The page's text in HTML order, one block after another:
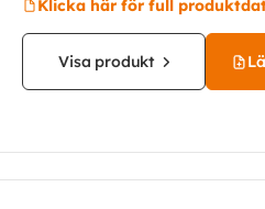
Klicka här för full
Visa produkt